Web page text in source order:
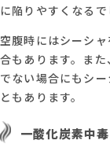
に陥りやすくなるで
空腹時にはシーシ
合もあります。ま
でない場合にもシ
ともあります。
一酸化炭素中毒